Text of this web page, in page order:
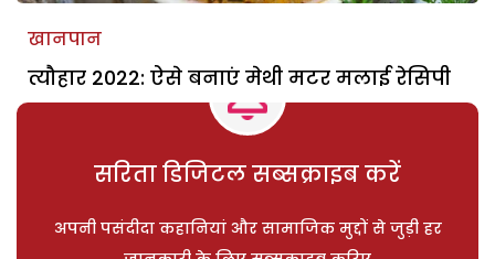
खानपान
त्यौहार 2022: ऐसे बनाएं मेथी मटर मलाई रेसिपी
सरिता डिजिटल सब्सक्राइब करें
अपनी पसंदीदा कहानियां और सामाजिक मुद्दों से जुड़ी हर